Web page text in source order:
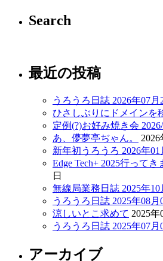
Search
最近の投稿
うろうろ日誌 2026年07月
ひさしぶりにドメインを
定例(?)お好み焼き会
あ、儚夢亭ぢゃん。
2026
新年初うろうろ 2026年01
Edge Tech+ 2025行ってき
日
無線局業務日誌 2025年10
うろうろ日誌 2025年08月
涼しいとこ求めて 2025年
うろうろ日誌 2025年07月
アーカイブ